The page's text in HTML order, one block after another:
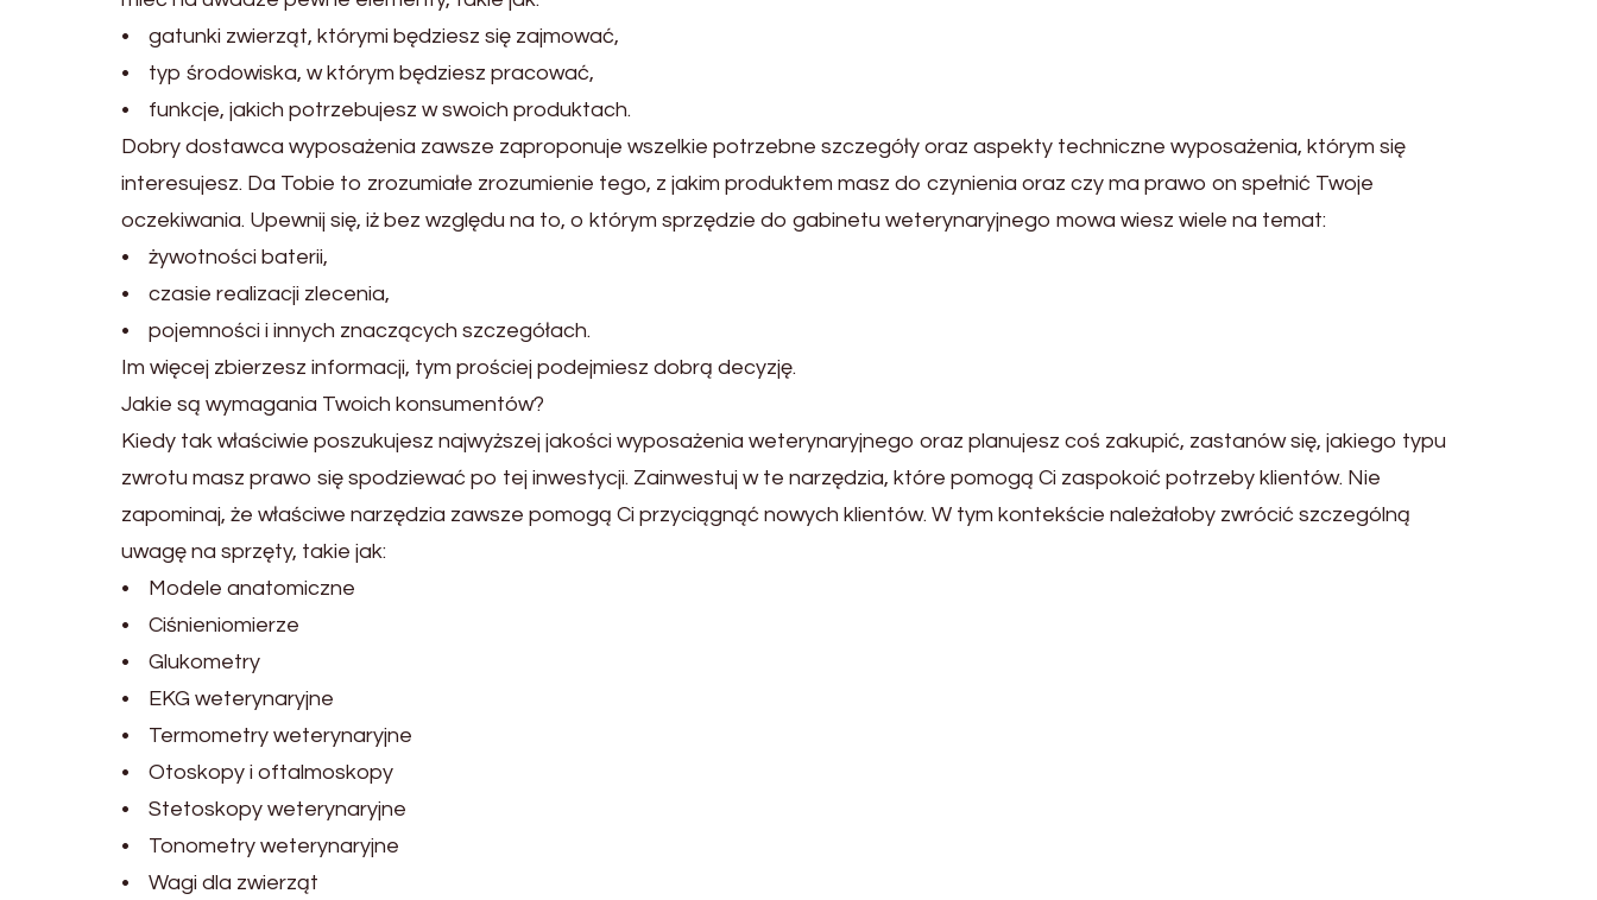
• gatunki zwierząt, którymi będziesz się zajmować,
• typ środowiska, w którym będziesz pracować,
• funkcje, jakich potrzebujesz w swoich produktach.
Dobry dostawca wyposażenia zawsze zaproponuje wszelkie potrzebne szczegóły oraz aspekty techniczne wyposażenia, którym się
interesujesz. Da Tobie to zrozumiałe zrozumienie tego, z jakim produktem masz do czynienia oraz czy ma prawo on spełnić Twoje
oczekiwania. Upewnij się, iż bez względu na to, o którym sprzędzie do gabinetu weterynaryjnego mowa wiesz wiele na temat:
• żywotności baterii,
• czasie realizacji zlecenia,
• pojemności i innych znaczących szczegółach.
Im więcej zbierzesz informacji, tym prościej podejmiesz dobrą decyzję.
Jakie są wymagania Twoich konsumentów?
Kiedy tak właściwie poszukujesz najwyższej jakości wyposażenia weterynaryjnego oraz planujesz coś zakupić, zastanów się, jakiego typu
zwrotu masz prawo się spodziewać po tej inwestycji. Zainwestuj w te narzędzia, które pomogą Ci zaspokoić potrzeby klientów. Nie
zapominaj, że właściwe narzędzia zawsze pomogą Ci przyciągnąć nowych klientów. W tym kontekście należałoby zwrócić szczególną
uwagę na sprzęty, takie jak:
• Modele anatomiczne
• Ciśnieniomierze
• Glukometry
• EKG weterynaryjne
• Termometry weterynaryjne
• Otoskopy i oftalmoskopy
• Stetoskopy weterynaryjne
• Tonometry weterynaryjne
• Wagi dla zwierząt